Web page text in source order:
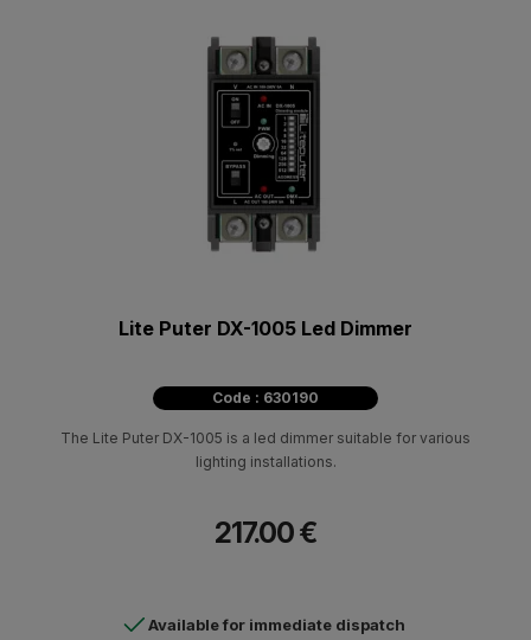
Lite Puter DX-1005 Led Dimmer
Code : 630190
The Lite Puter DX-1005 is a led dimmer suitable for various
lighting installations.
217.00 €
Available for immediate dispatch